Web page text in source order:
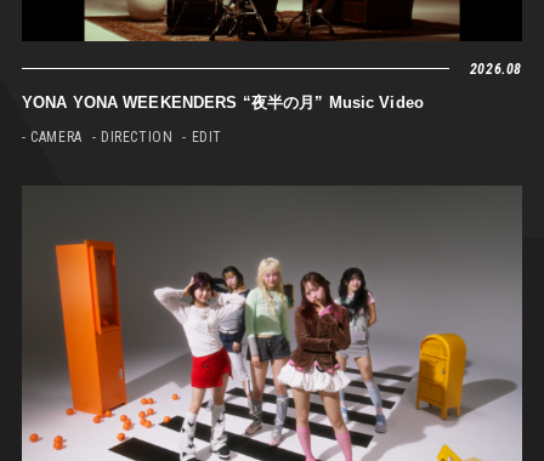
2026.08
YONA YONA WEEKENDERS “夜半の月” Music Video
- CAMERA - DIRECTION - EDIT